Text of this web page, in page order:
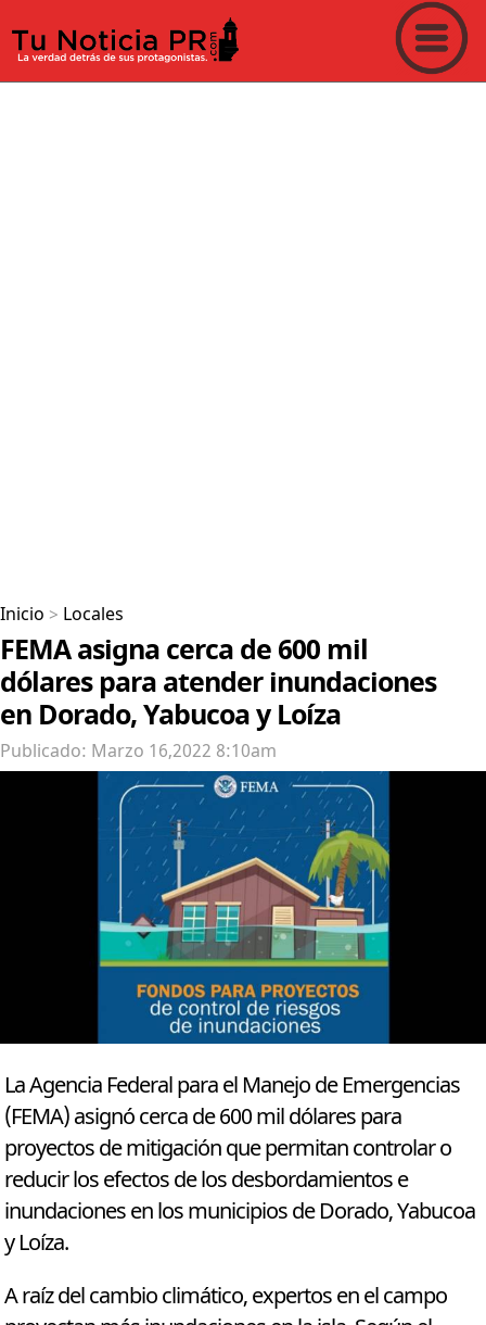
Inicio > Locales
FEMA asigna cerca de 600 mil
dólares para atender inundaciones
en Dorado, Yabucoa y Loíza
Publicado: Marzo 16,2022 8:10am
La Agencia Federal para el Manejo de Emergencias
(FEMA) asignó cerca de 600 mil dólares para
proyectos de mitigación que permitan controlar o
reducir los efectos de los desbordamientos e
inundaciones en los municipios de Dorado, Yabucoa
y Loíza.
A raíz del cambio climático, expertos en el campo